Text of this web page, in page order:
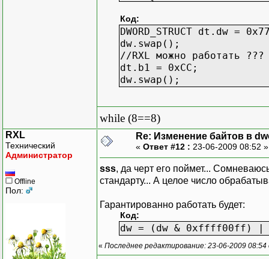
};
};
swap()
{
DWORD_STRUCT t;
t.dw = 1;
if ( t.bit0 != 1)
b3 ^= b0;
b0 ^= b3;
b1 ^= b2;
b2 ^= b1;
b1 ^= b2;
}
};
Код:
DWORD_STRUCT dt.dw =
dw.swap();
//RXL можно работать ???
dt.b1 = 0xCC;
dw.swap();
while (8==8)
RXL
Технический
Администратор
Offline
Пол:
Re: Изменение байтов в
« Ответ #12 : 23-06-2009 08:52
sss, да черт его поймет...
стандарту... А целое число
Гарантированно работать будет:
Код:
dw = (dw & 0xffff00ff) |
« Последнее редактирование: 23-06-2009